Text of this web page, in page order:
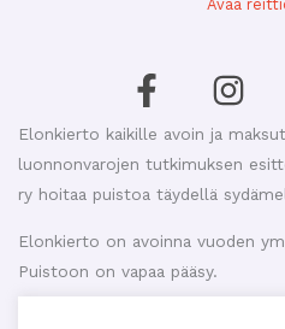
Avaa
Elonkierto kaikille avoin ja
luonnonvarojen tutkimuksen
ry hoitaa puistoa täydellä
Elonkierto on avoinna vuoden
Puistoon on vapaa pääsy.